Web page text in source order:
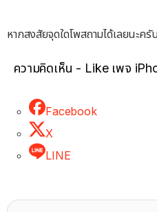
หากสงสัยจุดใดโพสถามได้เลยนะครับ
ความคิดเห็น - Like เพจ
Facebook
X
LINE